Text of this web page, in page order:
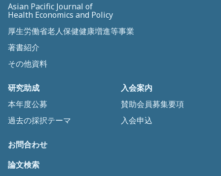
Asian Pacific Journal of
Health Economics and Policy
厚生労働省老人保健健康増進等事業
著書紹介
その他資料
研究助成
本年度公募
過去の採択テーマ
入会案内
賛助会員募集要項
入会申込
お問合わせ
論文検索